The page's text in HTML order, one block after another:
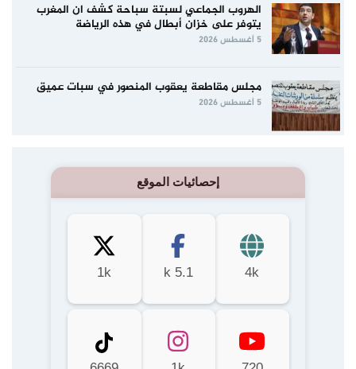
الهروب الجماعي لسبتة سباحة كشف ان المغرب
يتوفر على خزان أبطال في هذه الرياضة
5 أغسطس 2026
مجلس مقاطعة يعقوب المنصور في سبات عميق
5 أغسطس 2026
إحصائيات الموقع
4k
5.1 k
1k